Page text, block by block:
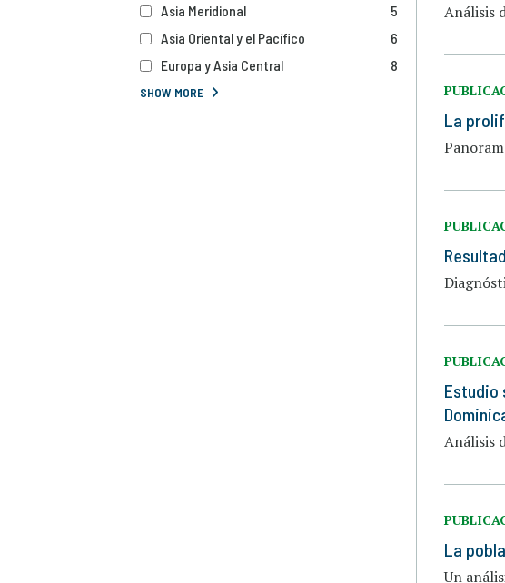
Análisis
La
Estudio
Análisis
La
Un
Asia Meridional
5
Asia Oriental y el Pacífico
6
Europa y Asia Central
8
SHOW MORE